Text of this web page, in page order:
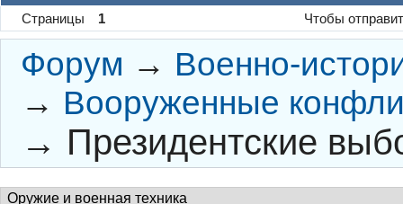
Страницы 1 Чтобы
Форум → Военно-
→ Вооруженные
→ Президентские